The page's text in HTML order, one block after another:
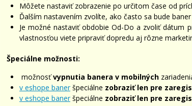
Môžete nastaviť zobrazenie po určitom čase od
Ďalším nastavením zvolíte, ako často sa bude
Je možné nastaviť obdobie Od-Do a zvoliť dátum
vlastnosťou viete pripraviť dopredu aj rôzne
Špeciálne možnosti:
možnosťvypnutia banera v mobilných
v eshope baneršpeciálne zobraziť len pre
v eshope baneršpeciálne zobraziť len pre